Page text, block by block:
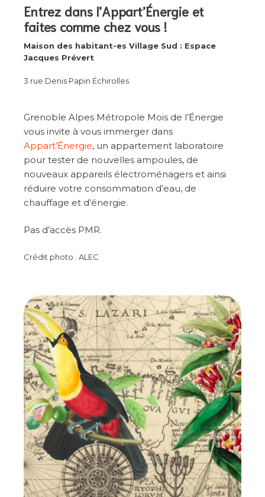
Entrez dans l’Appart’Énergie et
faites comme chez vous !
Maison des habitant-es Village Sud : Espace
Jacques Prévert
3 rue Denis Papin Échirolles
Grenoble Alpes Métropole Mois de l’Énergie
vous invite à vous immerger dans
Appart’Énergie, un appartement laboratoire
pour tester de nouvelles ampoules, de
nouveaux appareils électroménagers et ainsi
réduire votre consommation d’eau, de
chauffage et d’énergie.
Pas d’accès PMR.
Crédit photo : ALEC